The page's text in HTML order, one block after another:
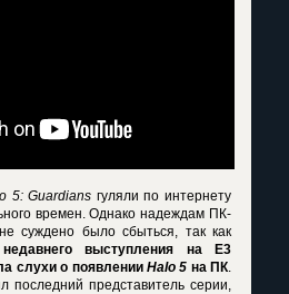
5: Guardians гуляли по интернету
времен. Однако надеждам ПК-
суждено было сбыться, так как
выступления на E3
слухи о появлении Halo 5 на ПК.
последний представитель серии,